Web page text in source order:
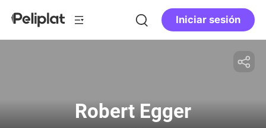
Iniciar sesión
Robert Egger